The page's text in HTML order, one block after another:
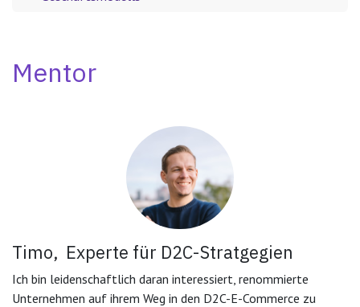
Mentor
Timo, Experte für D2C-Stratgegien
Ich bin leidenschaftlich daran interessiert, renommierte
Unternehmen auf ihrem Weg in den D2C-E-Commerce zu